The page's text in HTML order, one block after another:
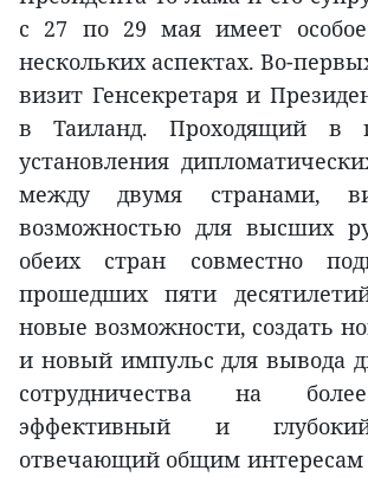
с 27 по 29 мая имеет
нескольких аспектах. Во-
визит Генсекретаря и
в Таиланд. Проходящий в
установления
между двумя странами,
возможностью для высших
обеих стран совместно
прошедших пяти
новые возможности, создать
и новый импульс для вывода
сотрудничества на
эффективный и
отвечающий общим интересам